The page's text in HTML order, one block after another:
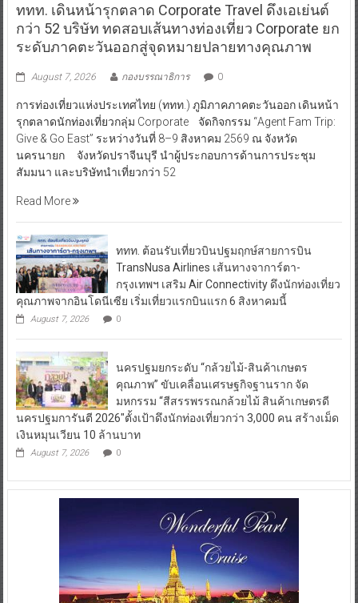
ททท. เดินหน้ารุกตลาด Corporate Travel ดึงเอเย่นต์
กว่า 52 บริษัท ทดสอบเส้นทางท่องเที่ยว Corporate ยก
ระดับภาคตะวันออกสู่จุดหมายปลายทางคุณภาพ
August 7, 2026 กองบรรณาธิการ 0
การท่องเที่ยวแห่งประเทศไทย (ททท.) ภูมิภาคภาคตะวันออก เดินหน้า
รุกตลาดนักท่องเที่ยวกลุ่ม Corporate จัดกิจกรรม “Agent Fam Trip:
Give & Go East” ระหว่างวันที่ 8–9 สิงหาคม 2569 ณ จังหวัด
นครนายก จังหวัดปราจีนบุรี นำผู้ประกอบการด้านการประชุม
สัมมนา และบริษัทนำเที่ยวกว่า 52
Read More
ททท. ต้อนรับเที่ยวบินปฐมฤกษ์สายการบิน
TransNusa Airlines เส้นทางจาการ์ตา-
กรุงเทพฯ เสริม Air Connectivity ดึงนักท่องเที่ยว
คุณภาพจากอินโดนีเซีย เริ่มเที่ยวแรกบินแรก 6 สิงหาคมนี้
August 7, 2026 0
นครปฐมยกระดับ “กล้วยไม้-สินค้าเกษตร
คุณภาพ” ขับเคลื่อนเศรษฐกิจฐานราก จัด
มหกรรม “สีสรรพรรณกล้วยไม้ สินค้าเกษตรดี
นครปฐมการันตี 2026″ตั้งเป้าดึงนักท่องเที่ยวกว่า 3,000 คน สร้างเม็ด
เงินหมุนเวียน 10 ล้านบาท
August 7, 2026 0